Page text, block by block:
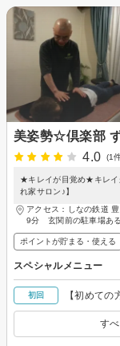
美姿勢☆倶楽部
4.0
(1
★キレイが目覚め★キレイ
れ家サロン♪】
アクセス：しなの鉄道
9分 玄関前の駐車場あ
ポイントが貯まる・使える
スペシャルメニュー
初回 【初めて
す